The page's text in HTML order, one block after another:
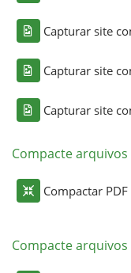
Capturar site
Capturar site
Capturar site
Compacte
Compactar PDF
Compacte